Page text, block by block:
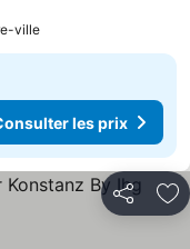
les prix
ville
les prix
Partager